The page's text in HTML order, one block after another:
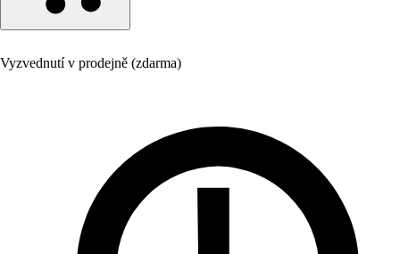
Vyzvednutí v prodejně (zdarma)